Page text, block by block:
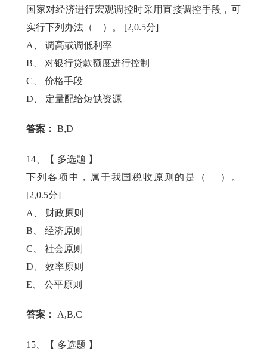
国家对经济进行宏观调控时采用直接调控手段，可
实行下列办法（ ）。 [2,0.5分]
A
、调高或调低利率
B
对银行贷款额度进行控制
C 、价格手段
D
定量配给短缺资源
答案： B,D
14 、【 多选题 】
下列各项中，属于我国税收原则的是（ ）。
[2,0.5分]
A
财政原则
B 、经济原则
C 、社会原则
D 、效率原则
E 、公平原则
答案： A,B,C
15 、【 多选题 】